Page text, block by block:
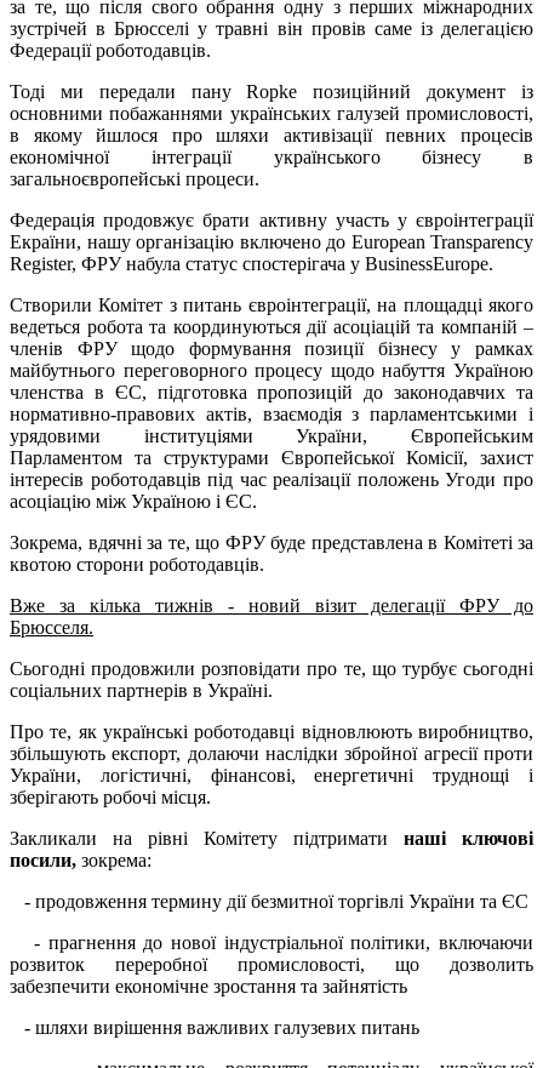
за те, що після свого обрання одну з перших міжнародних
зустрічей в Брюсселі у травні він провів саме із делегацією
Федерації роботодавців.
Тоді ми передали пану Ropke позиційний документ із
основними побажаннями українських галузей промисловості,
в якому йшлося про шляхи активізації певних процесів
економічної інтеграції українського бізнесу в
загальноєвропейські процеси.
Федерація продовжує брати активну участь у євроінтеграції
Eкраїни, нашу організацію включено до European Transparency
Register, ФРУ набула статус спостерігача у BusinessEurope.
Створили Комітет з питань євроінтеграції, на площадці якого
ведеться робота та координуються дії асоціацій та компаній –
членів ФРУ щодо формування позиції бізнесу у рамках
майбутнього переговорного процесу щодо набуття Україною
членства в ЄС, підготовка пропозицій до законодавчих та
нормативно-правових актів, взаємодія з парламентськими і
урядовими інституціями України, Європейським
Парламентом та структурами Європейської Комісії, захист
інтересів роботодавців під час реалізації положень Угоди про
асоціацію між Україною і ЄС.
Зокрема, вдячні за те, що ФРУ буде представлена в Комітеті за
квотою сторони роботодавців.
Вже за кілька тижнів - новий візит делегації ФРУ до
Брюсселя.
Сьогодні продовжили розповідати про те, що турбує сьогодні
соціальних партнерів в Україні.
Про те, як українські роботодавці відновлюють виробництво,
збільшують експорт, долаючи наслідки збройної агресії проти
України, логістичні, фінансові, енергетичні труднощі і
зберігають робочі місця.
Закликали на рівні Комітету підтримати наші ключові
посили, зокрема:
- продовження термину дії безмитної торгівлі України та ЄС
- прагнення до нової індустріальної політики, включаючи
розвиток переробної промисловості, що дозволить
забезпечити економічне зростання та зайнятість
- шляхи вирішення важливих галузевих питань